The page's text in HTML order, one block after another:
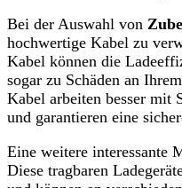
Bei der Auswahl von
hochwertige Kabel zu
Kabel können die
sogar zu Schäden an
Kabel arbeiten besser mit
und garantieren eine
Eine weitere interessante
Diese tragbaren